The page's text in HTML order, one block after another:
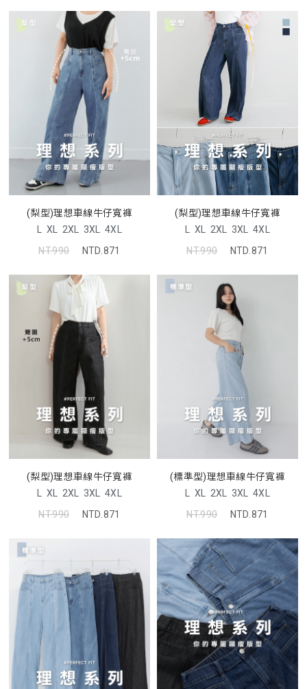
(梨型)理想車線牛仔寬褲
L XL 2XL 3XL 4XL
NT.990
NTD.871
(梨型)理想車線牛仔寬褲
L XL 2XL 3XL 4XL
NT.990
NTD.871
(梨型)理想車線牛仔寬褲
L XL 2XL 3XL 4XL
NT.990
NTD.871
(標準型)理想車線牛仔寬褲
L XL 2XL 3XL 4XL
NT.990
NTD.871